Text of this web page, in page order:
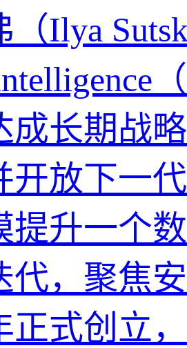
（Ilya
成长期战
开放下一
提升一个
代，聚焦
正式创立